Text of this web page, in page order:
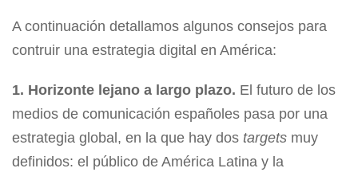
A continuación detallamos algunos consejos para
contruir una estrategia digital en América:
1. Horizonte lejano a largo plazo. El futuro de los
medios de comunicación españoles pasa por una
estrategia global, en la que hay dos targets muy
definidos: el público de América Latina y la